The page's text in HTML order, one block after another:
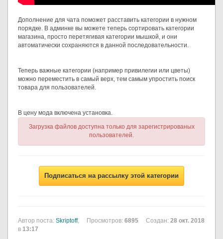
Дополнение для чата поможет расставить категории в нужном
порядке. В админке вы можете теперь сортировать категории
магазина, просто перетягивая категории мышкой, и они
автоматически сохраняются в данной последовательности.
Теперь важные категории (например привилегии или цветы)
можно переместить в самый верх, тем самым упростить поиск
товара для пользователей.
В цену мода включена установка.
Загрузка файлов доступна только для зарегистрированых
пользователей.
Подписаться на рассылку этой категории
Автор поста: Skriptoff, Просмотров: 6895 Создан: 28 окт. 2018
в 13:17